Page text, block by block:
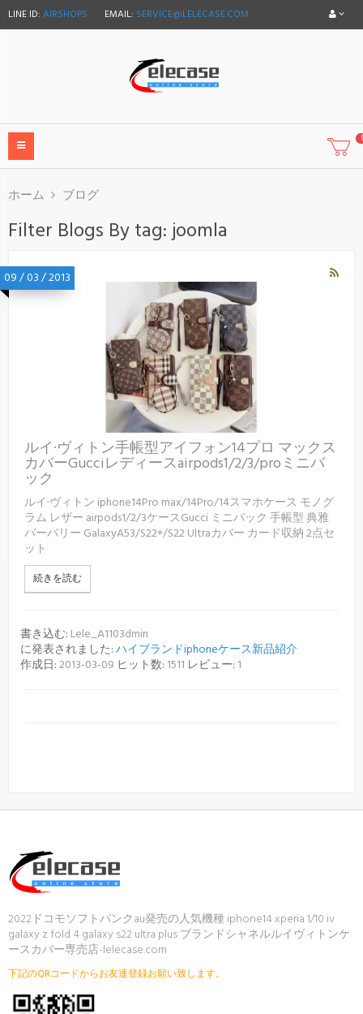
LINE ID: AIRSHOPS EMAIL: SERVICE@LELECASE.COM
ホーム ブログ
Filter Blogs By tag: joomla
09/03/2013
ルイ·ヴィトン手帳型アイフォン14プロ マックス
カバーGucciレディースairpods1/2/3/proミニバ
ック
ルイ·ヴィトン iphone14Pro max/14Pro/14スマホケース モノグ
ラム レザー airpods1/2/3ケースGucci ミニバック 手帳型 典雅
バーバリー GalaxyA53/S22+/S22 Ultraカバー カード収納 2点セ
ット
続きを読む
書き込む: Lele_A1103dmin
に発表されました:ハイブランドiphoneケース新品紹介
作成日:2013-03-09 ヒット数: 1511 レビュー: 1
2022ドコモソフトバンクau発売の人気機種 iphone14 xperia 1/10 iv
galaxy z fold 4 galaxy s22 ultra plus ブランドシャネルルイヴィトンケ
ースカバー専売店-lelecase.com
下記のQRコードからお友達登録お願い致します。